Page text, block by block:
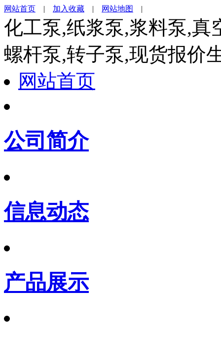
网站首页 | 加入收藏 | 网站地图 |
化工泵,纸浆泵,浆料泵,真
螺杆泵,转子泵,现货报价
网站首页
公司简介
信息动态
产品展示